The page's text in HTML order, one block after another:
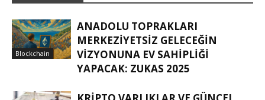
Blockchain
ANADOLU TOPRAKLARI
MERKEZIYETSIZ GELECEĞIN
VIZYONUNA EV SAHIPLIĞI
YAPACAK: ZUKAS 2025